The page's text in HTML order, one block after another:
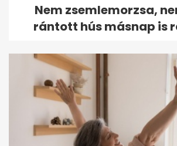
Nem zsemlemorzsa,
rántott hús másnap is